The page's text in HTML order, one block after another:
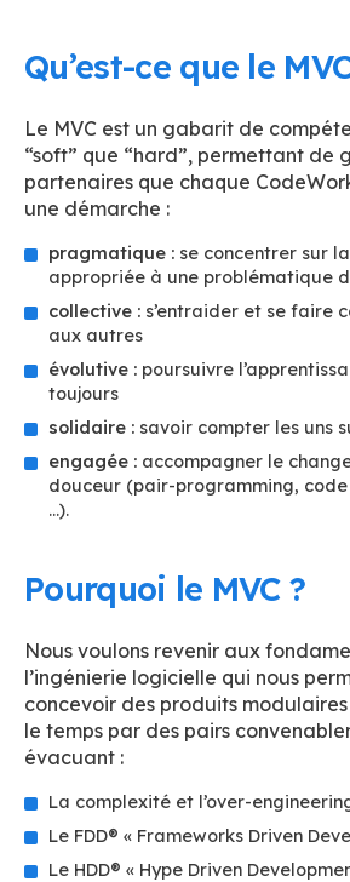
Qu’est-ce que le
Le MVC est un gabarit de
“soft” que “hard”, permettant de
partenaires que chaque
une démarche :
pragmatique : se concentrer sur
appropriée à une problématique
collective : s’entraider et se faire
aux autres
évolutive : poursuivre
toujours
solidaire : savoir compter les uns
engagée : accompagner le
douceur (pair-programming,
…).
Pourquoi le MVC ?
Nous voulons revenir aux
l’ingénierie logicielle qui nous
concevoir des produits
le temps par des pairs
évacuant :
La complexité et l’over-
Le FDD® « Frameworks Driven
Le HDD® « Hype Driven